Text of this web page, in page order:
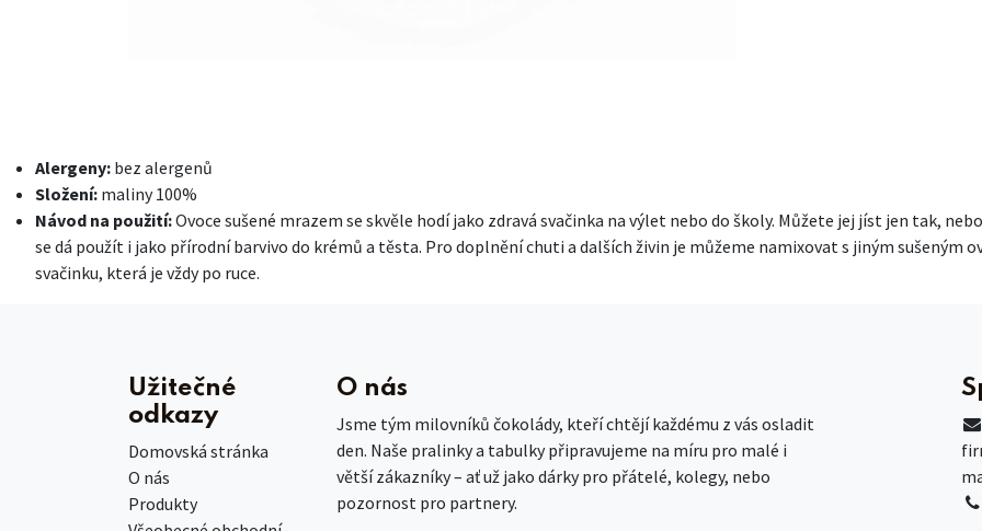
Alergeny: bez alergenů
Složení: maliny 100%
Návod na použití:Ovoce sušené mrazem se skvěle hodí jako zdravá svačinka na výlet nebo do školy. Můžete jej jíst jen tak,
se dá použít i jako přírodní barvivo do krémů a těsta. Pro doplnění chuti a dalších živin je můžeme namixovat s jiným sušeným
svačinku, která je vždy po ruce.
Užitečné
odkazy
Domovská stránka
O nás
Produkty
O nás
Jsme tým milovníků čokolády, kteří chtějí každému z vás osladit
den. Naše pralinky a tabulky připravujeme na míru pro malé i
větší zákazníky – ať už jako dárky pro přátelé, kolegy, nebo
pozornost pro partnery.